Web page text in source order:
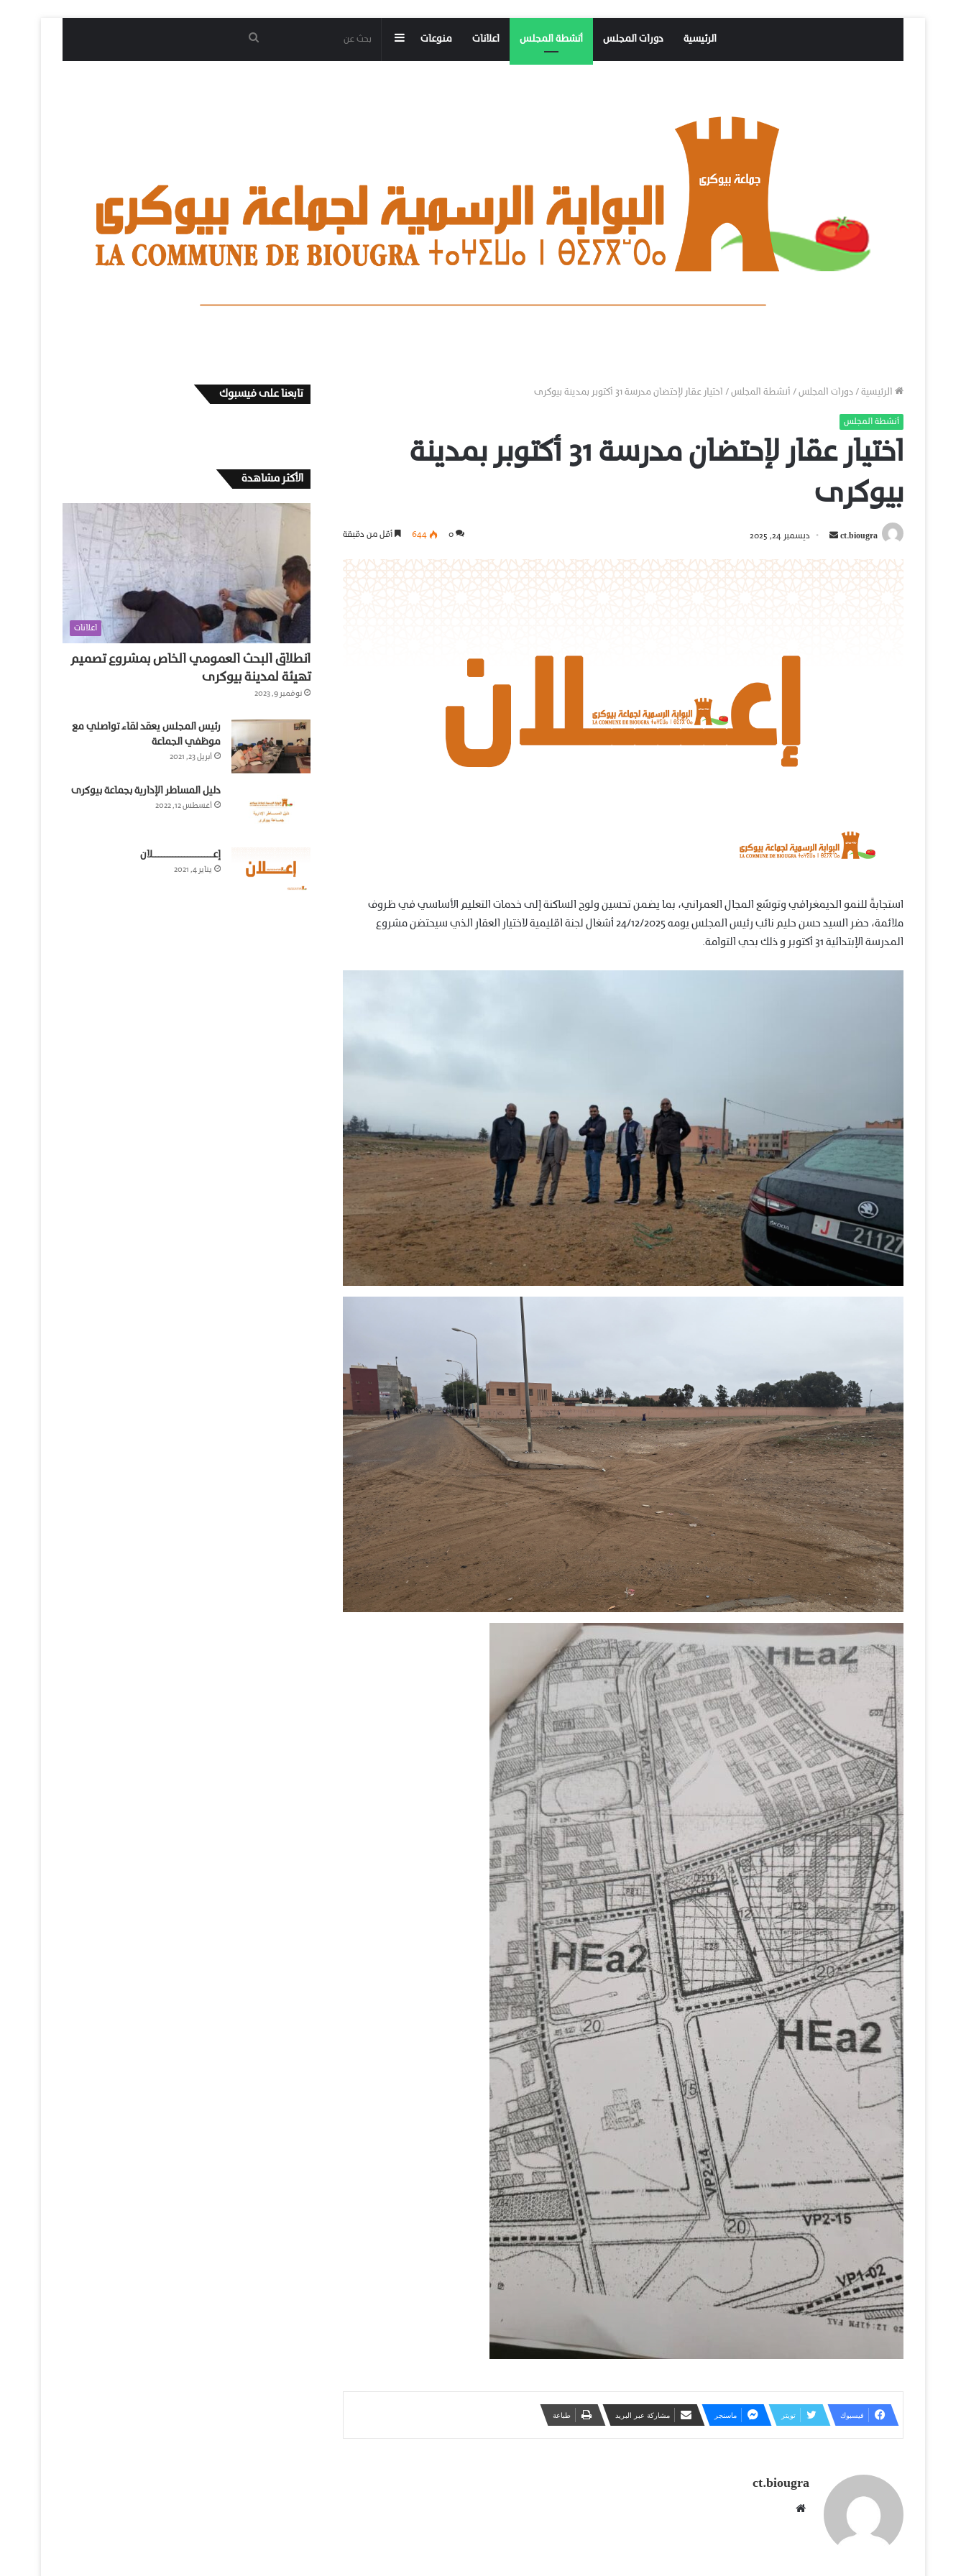
الرئيسية دورات المجلس أنشطة المجلس اعلانات منوعات بحث إضافة
الرئيسية / دورات المجلس / أنشطة المجلس / اختيار عقار لإحتضان مدرسة 31 أكتوبر بمدينة بيوكرى
أنشطة المجلس
اختيار عقار لإحتضان مدرسة 31 أكتوبر بمدينة
بيوكرى
ct.biougra
أرسل
إلكترونيا
ديسمبر 24, 2025 0
644 أقل من دقيقة
استجابةً للنمو الديمغرافي وتوسّع المجال العمراني، بما يضمن تحسين ولوج الساكنة إلى خدمات التعليم الأساسي في ظروف
ملائمة، حضر السيد حسن حليم نائب رئيس المجلس يومه 24/12/2025 أشغال لجنة اقليمية لاختيار العقار الذي سيحتضن مشروع
المدرسة الإبتدائية 31 أكتوبر و ذلك بحي التوامة.
فيسبوك تويتر ماسنجر مشاركة عبر البريد طباعة
ct.biougra
تابعنا على فيسبوك
الأكثر مشاهدة
اعلانات
انطلاق البحث العمومي الخاص بمشروع تصميم
تهيئة لمدينة بيوكرى
نوفمبر 9, 2023
رئيس المجلس يعقد لقاء تواصلي مع
موظفي الجماعة
أبريل 23, 2021
دليل المساطر الإدارية بجماعة بيوكرى
أغسطس 12, 2022
إعـــــــــــــــــــــلان
يناير 4, 2021